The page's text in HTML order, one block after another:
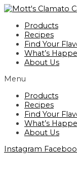
Skip
contentProducts
Recipes
Find Your
What’s
About Us
Menu
Products
Recipes
Find Your
What’s
About Us
Instagram